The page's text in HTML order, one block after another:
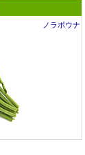
ノラボウナ